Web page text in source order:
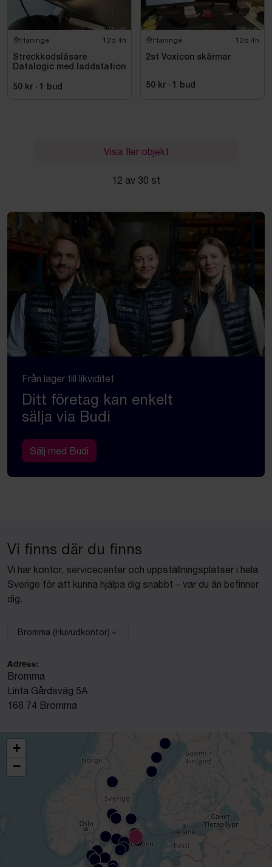
Haninge 12d 4h
Streckkodsläsare
Datalogic med laddstation
50 kr · 1 bud
Haninge 12d 4h
2st Voxicon skärmar
50 kr · 1 bud
Visa fler objekt
12 av 30 st
Från lager till likviditet
Ditt företag kan enkelt
sälja via Budi
Sälj med Budi
Vi finns där du finns
Vi har kontor, servicecenter och uppställningsplatser i hela
Sverige för att kunna hjälpa dig snabbt – var du än befinner
dig.
Välj anläggning:
Bromma (Huvudkontor)
Adress:
Bromma
Linta Gårdsväg 5A
168 74 Bromma
+
−